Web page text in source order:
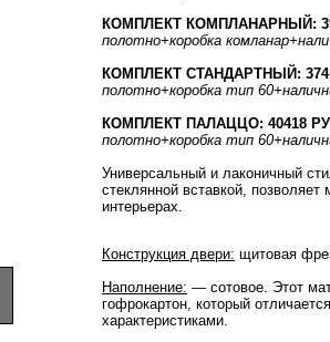
КОМПЛЕКТ КОМПЛАНАРНЫЙ:
полотно+коробка комланар
КОМПЛЕКТ СТАНДАРТНЫЙ:
полотно+коробка тип 60
КОМПЛЕКТ ПАЛАЦЦО: 40418
полотно+коробка тип 60
Универсальный и лаконичный
стеклянной вставкой,
интерьерах.
Конструкция двери: щитовая
Наполнение: — сотовое. Этот
гофрокартон, который
характеристиками.